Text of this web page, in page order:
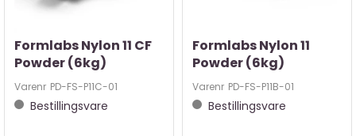
Formlabs Nylon 11 CF
Powder (6kg)
Varenr PD-FS-P11C-01
Bestillingsvare
Formlabs Nylon 11
Powder (6kg)
Varenr PD-FS-P11B-01
Bestillingsvare